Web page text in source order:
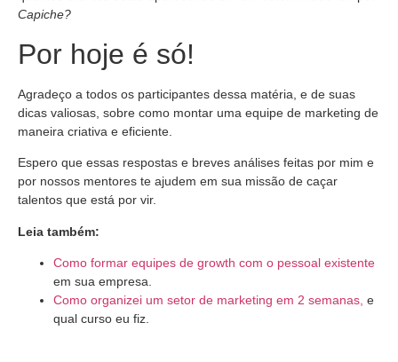
Capiche?
Por hoje é só!
Agradeço a todos os participantes dessa matéria, e de suas
dicas valiosas, sobre como montar uma equipe de marketing de
maneira criativa e eficiente.
Espero que essas respostas e breves análises feitas por mim e
por nossos mentores te ajudem em sua missão de caçar
talentos que está por vir.
Leia também:
Como formar equipes de growth com o pessoal existente
em sua empresa.
Como organizei um setor de marketing em 2 semanas, e
qual curso eu fiz.